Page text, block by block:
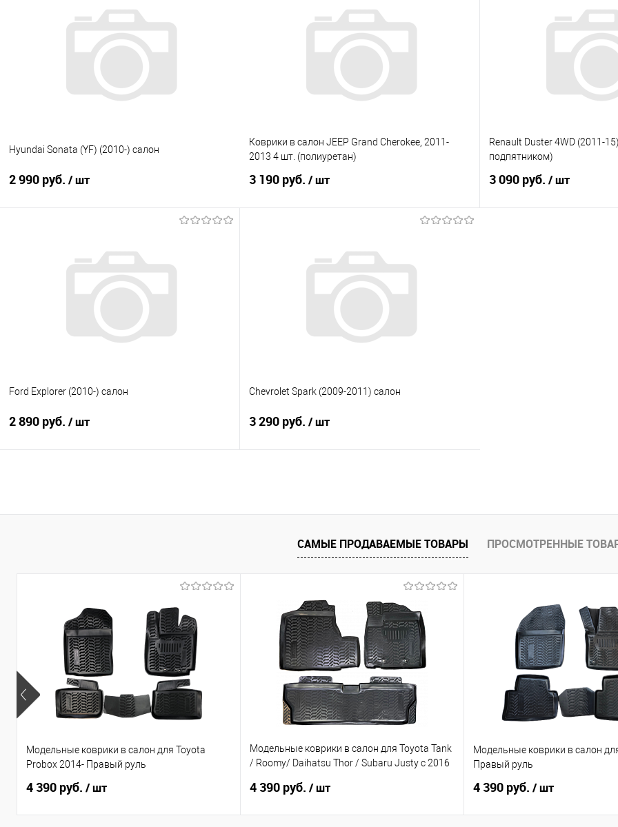
Купить в 1 клик
Сравнение
В наличии
Купить в 1 клик
Сравнение
Под заказ
Купить в 1 клик
Hyundai Sonata (YF) (2010-) салон
2 990 руб. / шт
Купить в 1 клик
Сравнение
Под заказ
Коврики в салон JEEP Grand Cherokee, 2011-
2013 4 шт. (полиуретан)
3 190 руб. / шт
Купить в 1 клик
Сравнение
Под заказ
Renault Duster 4WD (2011-
подпятником)
3 090 руб. / шт
Ford Explorer (2010-) салон
2 890 руб. / шт
Купить в 1 клик
Сравнение
Chevrolet Spark (2009-2011) салон
3 290 руб. / шт
Купить в 1 клик
Сравнение
В избранное
Под заказ
САМЫЕ ПРОДАВАЕМЫЕ ТОВАРЫ ПРОСМОТРЕННЫЕ
Модельные коврики в салон для Toyota
Probox 2014- Правый руль
4 390 руб. / шт
Модельные коврики в салон для Toyota Tank
/ Roomy/ Daihatsu Thor / Subaru Justy с 2016
4 390 руб. / шт
Модельные коврики в салон
Правый руль
4 390 руб. / шт